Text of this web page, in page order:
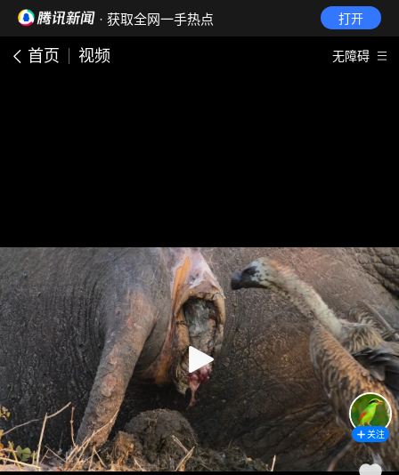
· 获取全网一手热点 打开
首页 视频 无障碍
关注